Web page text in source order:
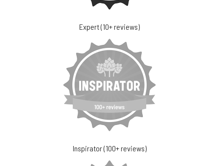
Expert (10+ reviews)
Inspirator (100+ reviews)